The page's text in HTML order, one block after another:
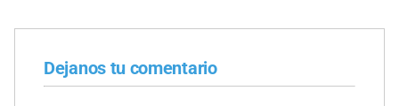
Dejanos tu comentario